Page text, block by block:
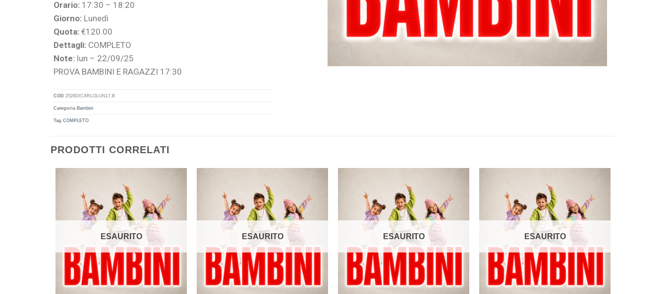
Orario:17:30 – 18:20
Giorno:Lunedì
Quota:€120.00
Dettagli:COMPLETO
Note:lun – 22/09/25
PROVA BAMBINI E RAGAZZI 17:30
COD 2526DICARLOLUN17.B
Categoria Bambini
Tag COMPLETO
PRODOTTI CORRELATI
ESAURITO ESAURITO ESAURITO ESAURITO